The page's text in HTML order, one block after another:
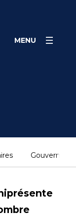
MENU